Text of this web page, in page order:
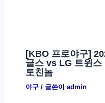
[KBO 프로야구]
글스 vs LG 트윈스
토친놈
야구/ 글쓴이 admin